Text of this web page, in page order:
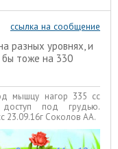
ссылка на сообщение
разных уровнях, и
бы тоже на 330
мышцу нагор 335 сс
под грудью.
23.09.16г Соколов АА.